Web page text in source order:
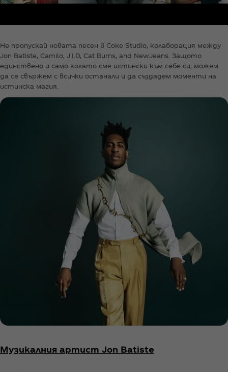
Не пропускай новата песен в Coke Studio, колаборация между
Jon Batiste, Camilo, J.I.D, Cat Burns, and NewJeans. Защото
единствено и само когато сме истински към себе си, можем
да се свържем с всички останали и да създадем моменти на
истинска магия.
Музикалния артист Jon Batiste